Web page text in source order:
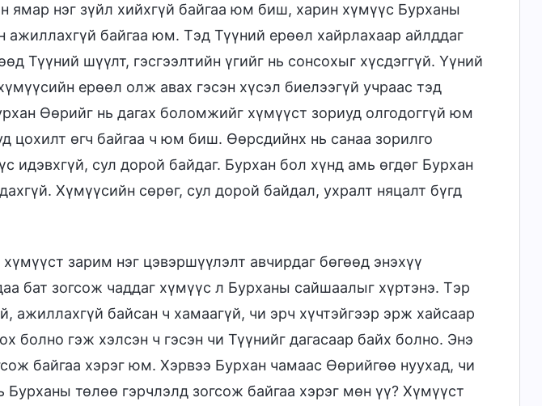
ямар нэг зүйл хийхгүй байгаа юм биш, харин хүмүүс Бурханы
ажиллахгүй байгаа юм. Тэд Түүний ерөөл хайрлахаар айлддаг
Түүний шүүлт, гэсгээлтийн үгийг нь сонсохыг хүсдэггүй. Үүний
ерөөл олж авах гэсэн хүсэл биелээгүй учраас тэд
Өөрийг нь дагах боломжийг хүмүүст зориуд олгодоггүй юм
цохилт өгч байгаа ч юм биш. Өөрсдийнх нь санаа зорилго
идэвхгүй, сул дорой байдаг. Бурхан бол хүнд амь өгдөг Бурхан
Хүмүүсийн сөрөг, сул дорой байдал, ухралт няцалт бүгд
зарим нэг цэвэршүүлэлт авчирдаг бөгөөд энэхүү
бат зогсож чаддаг хүмүүс л Бурханы сайшаалыг хүртэнэ. Тэр
ажиллахгүй байсан ч хамаагүй, чи эрч хүчтэйгээр эрж хайсаар
болно гэж хэлсэн ч гэсэн чи Түүнийг дагасаар байх болно. Энэ
байгаа хэрэг юм. Хэрвээ Бурхан чамаас Өөрийгөө нуухад, чи
Бурханы төлөө гэрчлэлд зогсож байгаа хэрэг мөн үү? Хүмүүст